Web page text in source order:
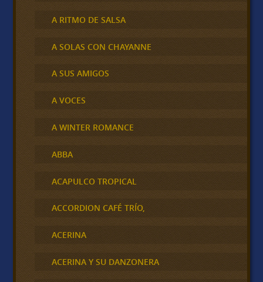
A RITMO DE SALSA
A SOLAS CON CHAYANNE
A SUS AMIGOS
A VOCES
A WINTER ROMANCE
ABBA
ACAPULCO TROPICAL
ACCORDION CAFÉ TRÍO,
ACERINA
ACERINA Y SU DANZONERA